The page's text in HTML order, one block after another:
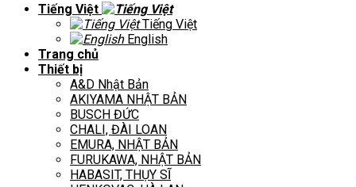
Tiếng Việt
Tiếng Việt
English
Trang chủ
Thiết bị
A&D Nhật Bản
AKIYAMA NHẬT BẢN
BUSCH ĐỨC
CHALI, ĐÀI LOAN
EMURA, NHẬT BẢN
FURUKAWA, NHẬT BẢN
HABASIT, THỤY SĨ